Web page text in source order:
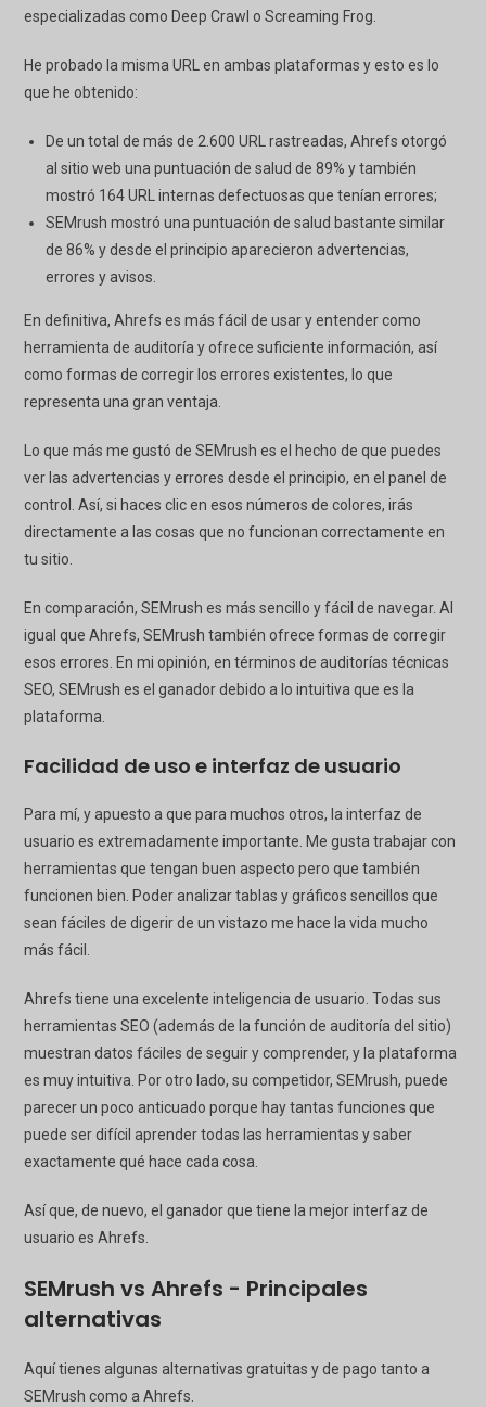
especializadas como Deep Crawl o Screaming Frog.
He probado la misma URL en ambas plataformas y esto es lo
que he obtenido:
De un total de más de 2.600 URL rastreadas, Ahrefs otorgó
al sitio web una puntuación de salud de 89% y también
mostró 164 URL internas defectuosas que tenían errores;
SEMrush mostró una puntuación de salud bastante similar
de 86% y desde el principio aparecieron advertencias,
errores y avisos.
En definitiva, Ahrefs es más fácil de usar y entender como
herramienta de auditoría y ofrece suficiente información, así
como formas de corregir los errores existentes, lo que
representa una gran ventaja.
Lo que más me gustó de SEMrush es el hecho de que puedes
ver las advertencias y errores desde el principio, en el panel de
control. Así, si haces clic en esos números de colores, irás
directamente a las cosas que no funcionan correctamente en
tu sitio.
En comparación, SEMrush es más sencillo y fácil de navegar. Al
igual que Ahrefs, SEMrush también ofrece formas de corregir
esos errores. En mi opinión, en términos de auditorías técnicas
SEO, SEMrush es el ganador debido a lo intuitiva que es la
plataforma.
Facilidad de uso e interfaz de usuario
Para mí, y apuesto a que para muchos otros, la interfaz de
usuario es extremadamente importante. Me gusta trabajar con
herramientas que tengan buen aspecto pero que también
funcionen bien. Poder analizar tablas y gráficos sencillos que
sean fáciles de digerir de un vistazo me hace la vida mucho
más fácil.
Ahrefs tiene una excelente inteligencia de usuario. Todas sus
herramientas SEO (además de la función de auditoría del sitio)
muestran datos fáciles de seguir y comprender, y la plataforma
es muy intuitiva. Por otro lado, su competidor, SEMrush, puede
parecer un poco anticuado porque hay tantas funciones que
puede ser difícil aprender todas las herramientas y saber
exactamente qué hace cada cosa.
Así que, de nuevo, el ganador que tiene la mejor interfaz de
usuario es Ahrefs.
SEMrush vs Ahrefs - Principales
alternativas
Aquí tienes algunas alternativas gratuitas y de pago tanto a
SEMrush como a Ahrefs.